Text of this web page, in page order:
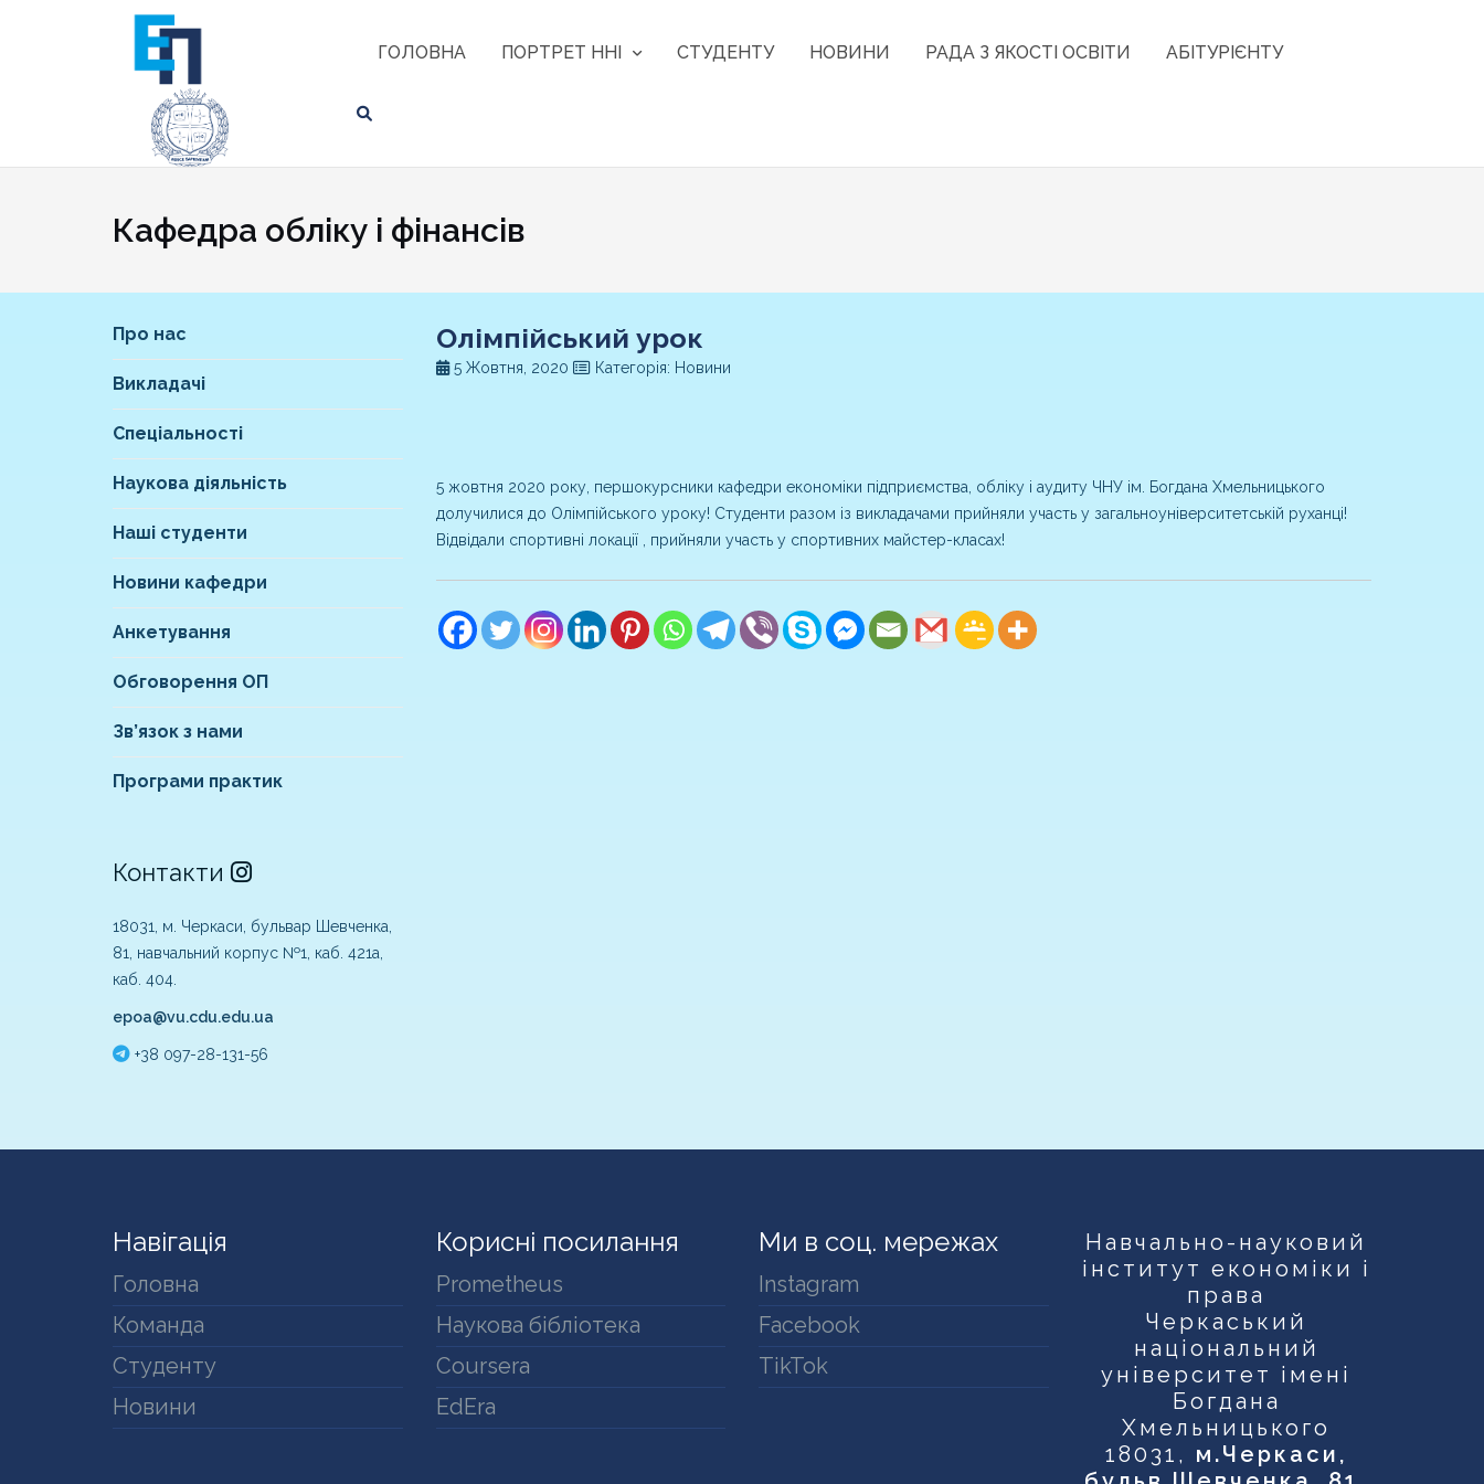
ГОЛОВНА ПОРТРЕТ ННІ СТУДЕНТУ НОВИНИ РАДА З ЯКОСТІ ОСВІТИ АБІТУРІЄНТУ
Кафедра обліку і фінансів
Про нас
Викладачі
Спеціальності
Наукова діяльність
Наші студенти
Новини кафедри
Анкетування
Обговорення ОП
Зв’язок з нами
Програми практик
Контакти
18031, м. Черкаси, бульвар Шевченка,
81, навчальний корпус №1, каб. 421а,
каб. 404.
epoa@vu.cdu.edu.ua
+38 097-28-131-56
Олімпійський урок
5 Жовтня, 2020 Категорія: Новини
5 жовтня 2020 року, першокурсники кафедри економіки підприємства, обліку і аудиту ЧНУ ім. Богдана Хмельницького
долучилися до Олімпійського уроку! Студенти разом із викладачами прийняли участь у загальноуніверситетській руханці!
Відвідали спортивні локації , прийняли участь у спортивних майстер-класах!
Навігація
Головна
Команда
Студенту
Новини
Корисні посилання
Prometheus
Наукова бібліотека
Coursera
EdEra
Ми в соц. мережах
Instagram
Facebook
TikTok
Навчально-науковий
інститут економіки і
права
Черкаський
національний
університет імені
Богдана
Хмельницького
18031, м.Черкаси,